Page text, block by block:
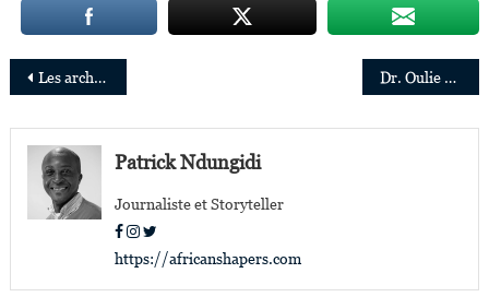
Navigation
de
l’article
Les architectes africains et de la diaspora à l’honneur pour la première fois à la Biennale de Venise Dr. Oulie Keita nommée Directrice Exécutive de Greenpeace Afrique
Patrick Ndungidi
Journaliste et Storyteller
https://africanshapers.com